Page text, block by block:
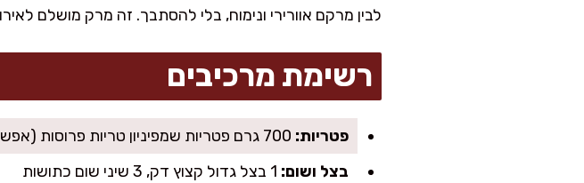
לבין מרקם אוורירי ונימוח, בלי להסתבך. זה מרק מושלם
רשימת מרכיבים
פטריות:
בצל ושום: